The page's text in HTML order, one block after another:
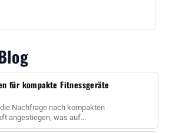
für kompakte Fitnessgeräte
Nachfrage nach kompakten
angestiegen, was auf...